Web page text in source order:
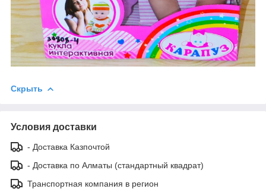
Скрыть
Условия доставки
- Доставка Казпочтой
- Доставка по Алматы (стандартный квадрат)
Транспортная компания в регион